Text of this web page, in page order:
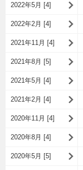
2022年5月 [4]
2022年2月 [4]
2021年11月 [4]
2021年8月 [5]
2021年5月 [4]
2021年2月 [4]
2020年11月 [4]
2020年8月 [4]
2020年5月 [5]